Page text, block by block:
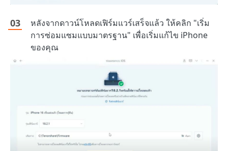
หลังจากดาวน์โหลดเฟิร์มแวร์เสร็จแล้ว ให้คลิก "เริ่ม
การซ่อมแซมแบบมาตรฐาน" เพื่อเริ่มแก้ไข iPhone
ของคุณ